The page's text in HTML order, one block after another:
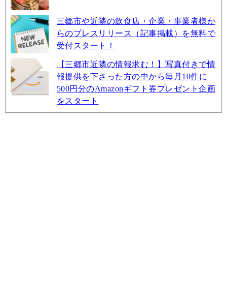
三郷市や近隣の飲食店・企業・事業者様か
らのプレスリリース（記事掲載）を無料で
受付スタート！
【三郷市近隣の情報求む！】写真付きで情
報提供を下さった方の中から毎月10件に
500円分のAmazonギフト券プレゼント企画
をスタート